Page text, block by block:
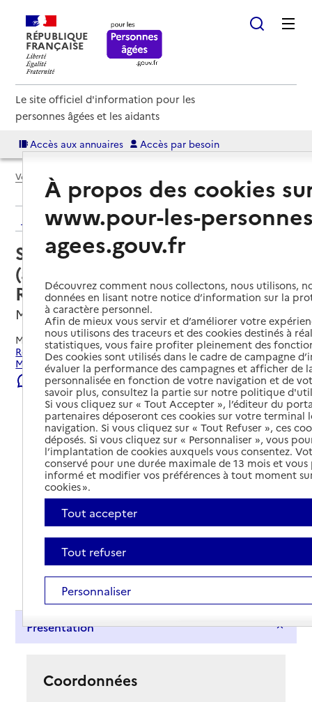
RÉPUBLIQUE
FRANÇAISE
Le site officiel d'information pour les
personnes âgées et les aidants
Accès aux annuaires Accès par besoin
Voir le fil d’Ariane
Retour aux résultats de l'annuaire
Service autonomie à domicile
(aide) – ADMR Vallée du
Rabodeau
Moyenmoutier, VOSGES
Mis à jour le23/07/2026
Rechercher les établissements et services autour de
Moyenmoutier.
Signaler une erreur
Tout déplier
Présentation
Coordonnées
À propos des cookies
www.pour-les-
agees.gouv.fr
Découvrez comment nous collectons, nous utilisons,
données en lisant notre notice d’information sur la
à caractère personnel.
Afin de mieux vous servir et d’améliorer votre
nous utilisons des traceurs et des cookies destinés à
statistiques, vous faire profiter pleinement des
Des cookies sont utilisés dans le cadre de campagne
évaluer la performance des campagnes et afficher de
personnalisée en fonction de votre navigation et de
savoir plus, consultez la partie sur notre politique
Si vous cliquez sur « Tout Accepter », l’éditeur du
partenaires déposeront ces cookies sur votre terminal
navigation. Si vous cliquez sur « Tout Refuser », ces
déposés. Si vous cliquez sur « Personnaliser », vous
l’implantation de cookies auxquels vous consentez.
conservé pour une durée maximale de 13 mois et
informé et modifier vos préférences à tout moment
cookies ».
Tout accepter
Tout refuser
Personnaliser